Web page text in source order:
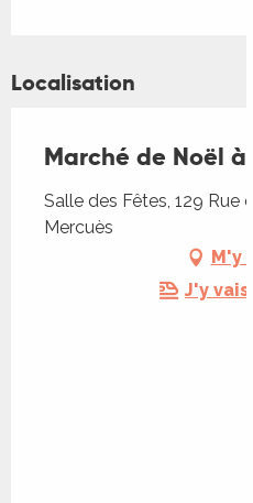
Localisation
Marché de Noël à
Salle des Fêtes, 129 Rue
Mercuès
M'y
J'y vais